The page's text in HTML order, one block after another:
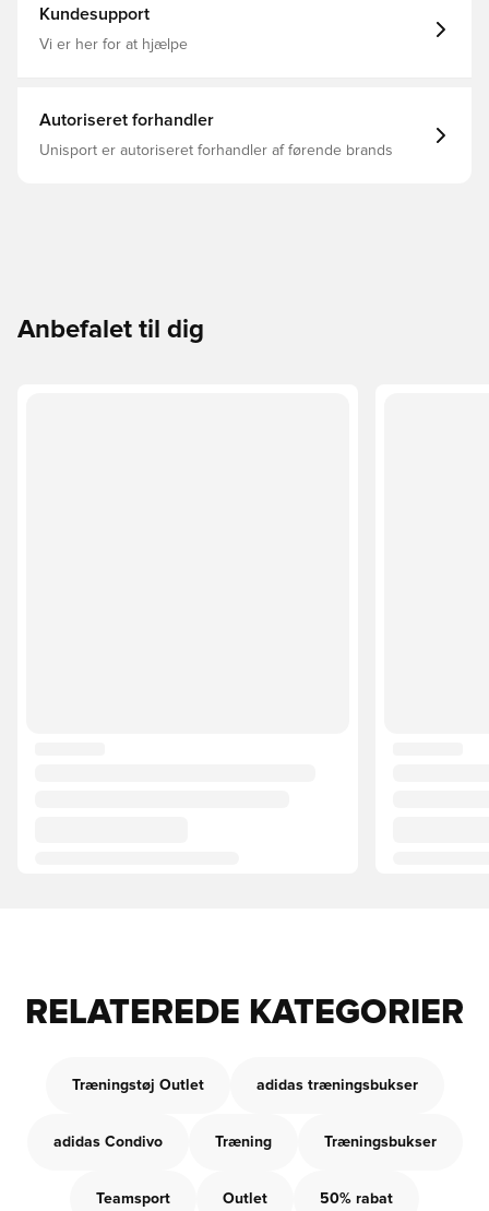
Kundesupport
Vi er her for at hjælpe
Autoriseret forhandler
Unisport er autoriseret forhandler af førende brands
Anbefalet til dig
RELATEREDE KATEGORIER
Træningstøj Outlet adidas træningsbukser
adidas Condivo Træning Træningsbukser
Teamsport Outlet 50% rabat